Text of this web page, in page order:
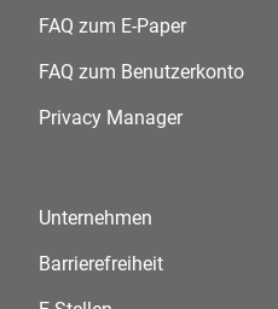
FAQ zum E-Paper
FAQ zum Benutzerkonto
Privacy Manager
Unternehmen
Barrierefreiheit